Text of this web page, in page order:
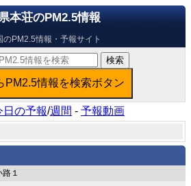
本荘のPM2.5情報
のPM2.5情報・予報サイト
日の予報/週間 - 予報動画
１